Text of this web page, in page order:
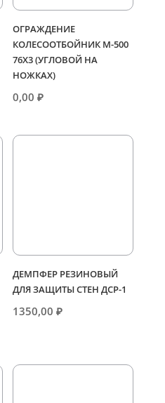
ОГРАЖДЕНИЕ
КОЛЕСООТБОЙНИК М-500
76Х3 (УГЛОВОЙ НА
НОЖКАХ)
0,00₽
ДЕМПФЕР РЕЗИНОВЫЙ
ДЛЯ ЗАЩИТЫ СТЕН ДСР-1
1350,00₽